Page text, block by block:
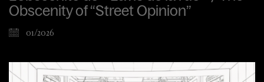
Obscenity of “Street Opinion”
01/2026